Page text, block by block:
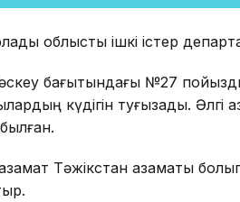
облыстық ішкі істер
бағытындағы №27
күдігін туғызады. Әлгі
Тәжікстан азаматы